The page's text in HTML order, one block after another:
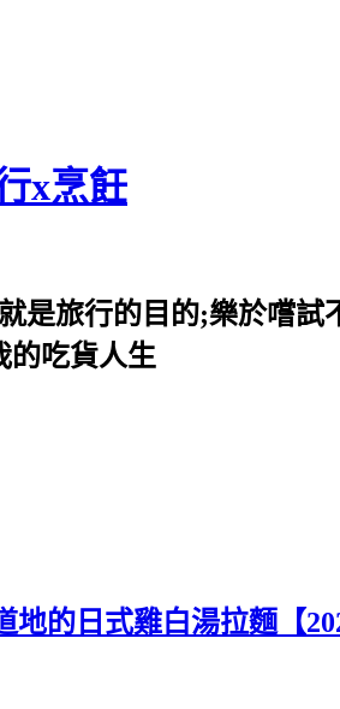
x烹飪
是旅行的目的;樂於嚐
的吃貨人生
的日式雞白湯拉麵【